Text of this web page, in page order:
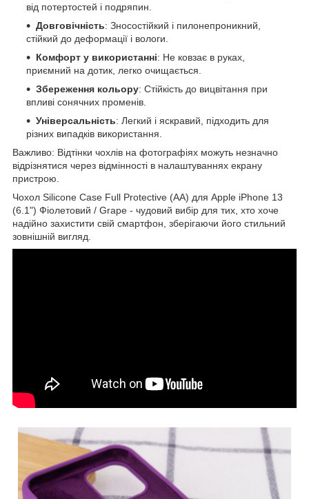
від потертостей і подряпин.
Довговічність: Зносостійкий і пилонепроникний,
стійкий до деформації і вологи.
Комфорт у використанні: Не ковзає в руках,
приємний на дотик, легко очищається.
Збереження кольору: Стійкість до вицвітання при
впливі сонячних променів.
Універсальність: Легкий і яскравий, підходить для
різних випадків використання.
Важливо: Відтінки чохлів на фотографіях можуть незначно
відрізнятися через відмінності в налаштуваннях екрану
пристрою.
Чохол Silicone Case Full Protective (AA) для Apple iPhone 13
(6.1") Фіолетовий / Grape - чудовий вибір для тих, хто хоче
надійно захистити свій смартфон, зберігаючи його стильний
зовнішній вигляд.